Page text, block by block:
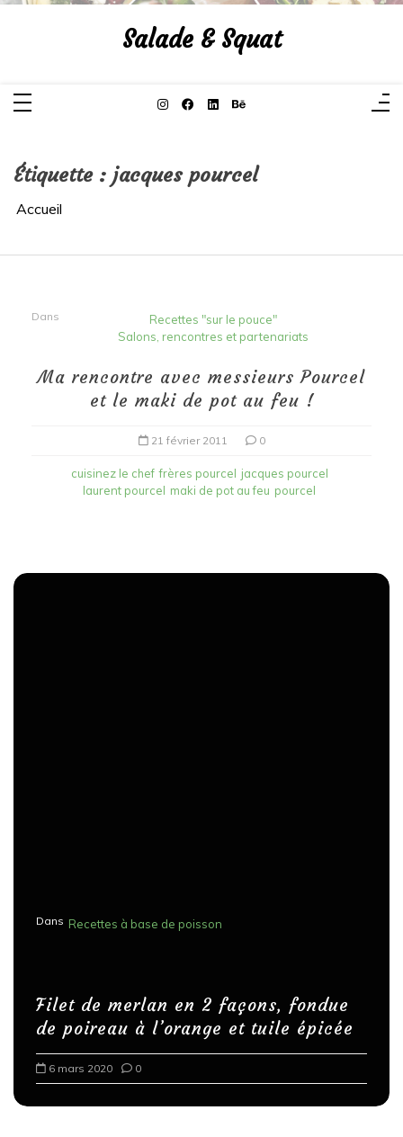
Aller
Salade & Squat
Étiquette : jacques pourcel
Accueil
Dans
Recettes "sur le pouce"
Salons, rencontres et partenariats
Ma rencontre avec messieurs Pourcel
et le maki de pot au feu !
21 février 2011 0
cuisinez le chef frères pourcel jacques pourcel
laurent pourcel maki de pot au feu pourcel
Dans Recettes à base de poisson
Filet de merlan en 2 façons, fondue
de poireau à l’orange et tuile épicée
6 mars 2020 0